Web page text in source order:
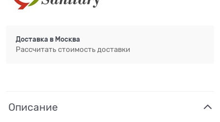
Доставка в Москва
Рассчитать стоимость доставки
Описание